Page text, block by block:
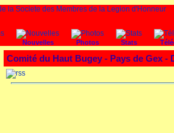
Nouvelles Photos Stats
Comité du Haut Bugey - Pays de Gex -